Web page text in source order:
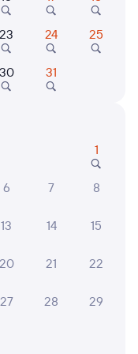
в кассу
вагонов
ещё 2
23 24 25
30 31
1
6 7 8
13 14 15
20 21 22
27 28 29